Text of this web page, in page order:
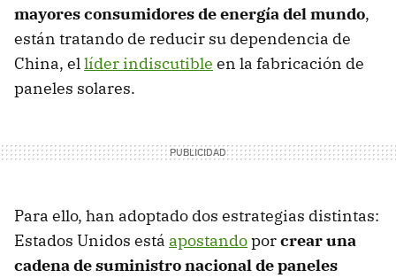
mayores consumidores de energía del mundo,
están tratando de reducir su dependencia de
China, ellíder indiscutible en la fabricación de
paneles solares.
Para ello, han adoptado dos estrategias distintas:
Estados Unidos está apostandoporcrear una
cadena de suministro nacional de paneles